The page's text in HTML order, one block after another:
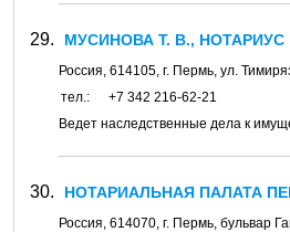
МУСИНОВА Т. В., НОТАРИУС
Россия, 614105, г. Пермь, ул.
тел.:
+7 342 216-62-21
Ведет наследственные дела к
НОТАРИАЛЬНАЯ ПАЛАТА
Россия, 614070, г. Пермь, бульвар